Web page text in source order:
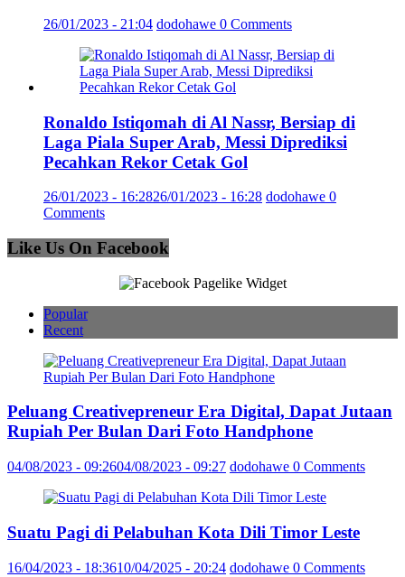
26/01/2023 - 21:04 dodohawe 0 Comments
Ronaldo Istiqomah di Al Nassr, Bersiap di
Laga Piala Super Arab, Messi Diprediksi
Pecahkan Rekor Cetak Gol
26/01/2023 - 16:2826/01/2023 - 16:28 dodohawe 0
Comments
Like Us On Facebook
Popular
Recent
Peluang Creativepreneur Era Digital, Dapat Jutaan
Rupiah Per Bulan Dari Foto Handphone
04/08/2023 - 09:2604/08/2023 - 09:27 dodohawe 0 Comments
Suatu Pagi di Pelabuhan Kota Dili Timor Leste
16/04/2023 - 18:3610/04/2025 - 20:24 dodohawe 0 Comments